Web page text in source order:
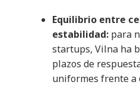
Equilibrio entre
estabilidad: para
startups, Vilna ha
plazos de
uniformes frente a